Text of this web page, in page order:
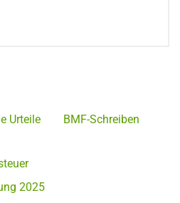
Urteile BMF-Schreiben
2025